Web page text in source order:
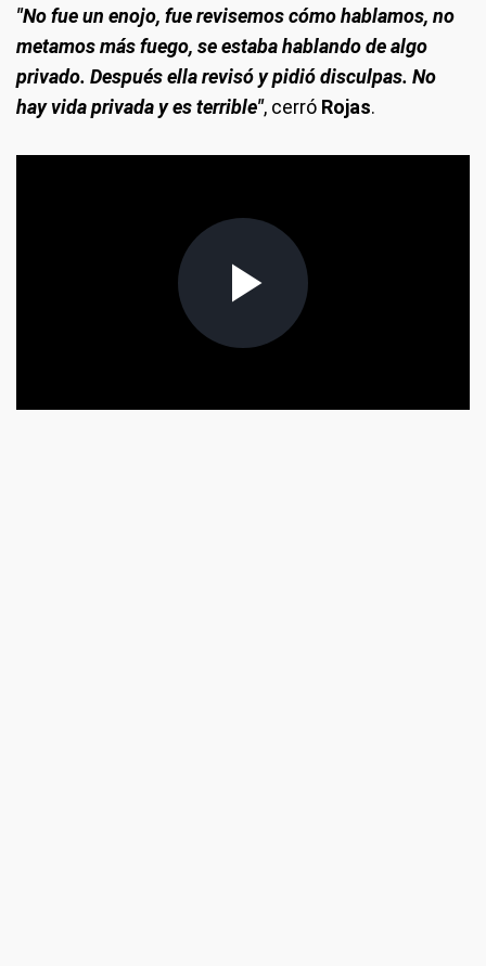
"No fue un enojo, fue revisemos cómo hablamos, no
metamos más fuego, se estaba hablando de algo
privado. Después ella revisó y pidió disculpas. No
hay vida privada y es terrible", cerró Rojas.